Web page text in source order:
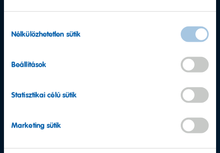
kiválasztása
Nélkülözhetetlen sütik
Beállítások
Statisztikai célú sütik
Marketing sütik
További kérdése van?